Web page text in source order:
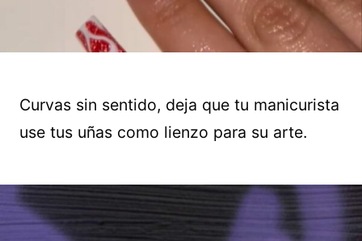
Curvas sin sentido, deja que tu manicurista
use tus uñas como lienzo para su arte.